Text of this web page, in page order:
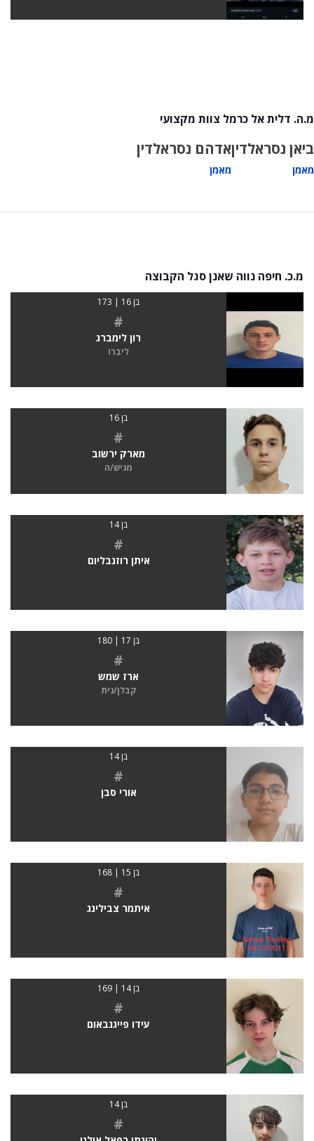
מ.ה. דלית אל כרמל צוות מקצועי
ביאן נסראלדין
מאמן
אדהם נסראלדין
מאמן
מ.כ. חיפה נווה שאנן סגל הקבוצה
בן 16 | 173
#
רון לימברג
ליברו
בן 16
#
מארק ירשוב
מגיש/ה
בן 14
#
איתן רוזנבליום
בן 17 | 180
#
ארז שמש
קבלן/נית
בן 14
#
אורי סבן
בן 15 | 168
#
איתמר צבילינג
בן 14 | 169
#
עידו פייגנבאום
בן 14
#